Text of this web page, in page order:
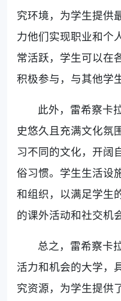
究环境，为学生提供
力他们实现职业和个
常活跃，学生可以在
积极参与，与其他学
此外，雷希察卡
史悠久且充满文化氛
习不同的文化，开阔
俗习惯。学生生活设
和组织，以满足学生
的课外活动和社交机会
总之，雷希察卡
活力和机会的大学，
究资源，为学生提供